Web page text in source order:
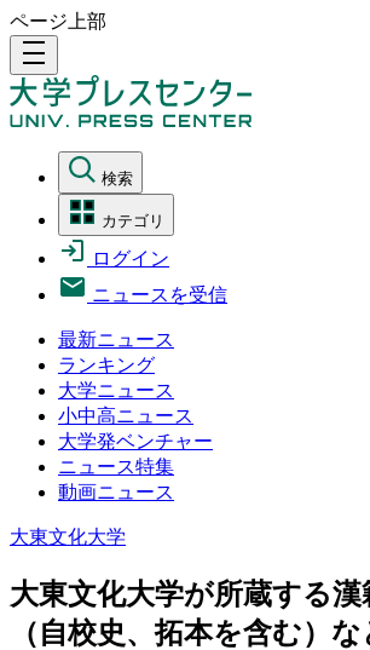
ページ上部
density_medium
検索
カテゴリ
ログイン
ニュースを受信
最新ニュース
ランキング
大学ニュース
小中高ニュース
大学発ベンチャー
ニュース特集
動画ニュース
大東文化大学
大東文化大学が所蔵する漢
（自校史、拓本を含む）